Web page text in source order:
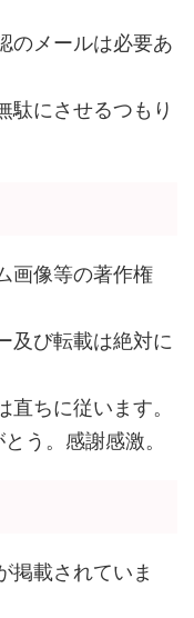
のメールは必要あ
駄にさせるつもり
画像等の著作権
及び転載は絶対に
ちに従います。
う。感謝感激。
掲載されていま